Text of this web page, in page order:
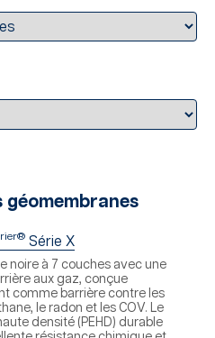
Série X
noire à 7 couches avec une
aux gaz, conçue
comme barrière contre les
le radon et les COV. Le
densité (PEHD) durable